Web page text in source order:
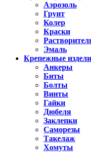
Аэрозоль
Грунт
Колер
Краски
Эмаль
Крепежные
Анкеры
Биты
Болты
Винты
Гайки
Дюбеля
Заклепки
Саморезы
Такелаж
Хомуты